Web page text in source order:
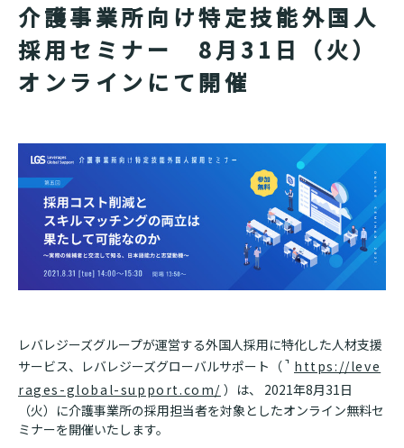
介護事業所向け特定技能外国人
採用セミナー 8月31日（火）
オンラインにて開催
レバレジーズグループが運営する外国人採用に特化した人材支援
サービス、レバレジーズグローバルサポート（
https://leve
rages-global-support.com/ ）は、 2021年8月31日
（火）に介護事業所の採用担当者を対象としたオンライン無料セ
ミナーを開催いたします。